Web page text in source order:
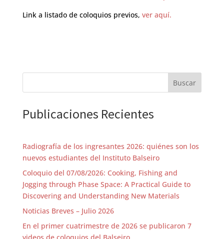
Link a listado de coloquios previos, ver aquí.
Buscar
Publicaciones Recientes
Radiografía de los ingresantes 2026: quiénes son los
nuevos estudiantes del Instituto Balseiro
Coloquio del 07/08/2026: Cooking, Fishing and
Jogging through Phase Space: A Practical Guide to
Discovering and Understanding New Materials
Noticias Breves – Julio 2026
En el primer cuatrimestre de 2026 se publicaron 7